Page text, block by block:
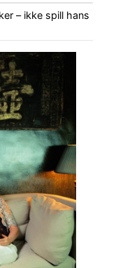
– ikke spill hans